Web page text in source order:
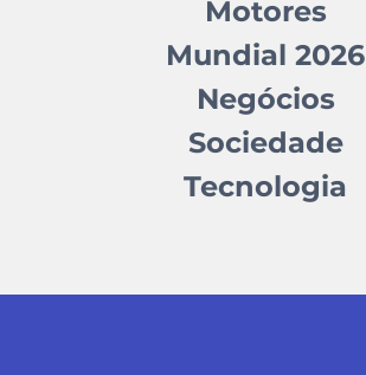
Motores
Mundial 2026
Negócios
Sociedade
Tecnologia